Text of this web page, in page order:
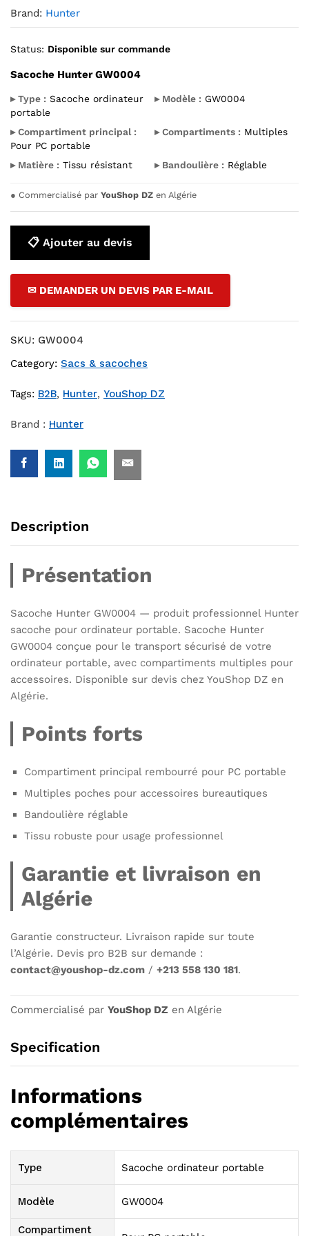
Brand: Hunter
Status: Disponible sur commande
Sacoche Hunter GW0004
▸ Type : Sacoche ordinateur
portable
▸ Modèle : GW0004
▸ Compartiment principal :
Pour PC portable
▸ Compartiments : Multiples
▸ Matière : Tissu résistant ▸ Bandoulière : Réglable
● Commercialisé par YouShop DZ en Algérie
📋 Ajouter au devis
✉ DEMANDER UN DEVIS PAR E-MAIL
SKU: GW0004
Category: Sacs & sacoches
Tags: B2B, Hunter, YouShop DZ
Brand : Hunter
Description
Présentation
Sacoche Hunter GW0004 — produit professionnel Hunter
sacoche pour ordinateur portable. Sacoche Hunter
GW0004 conçue pour le transport sécurisé de votre
ordinateur portable, avec compartiments multiples pour
accessoires. Disponible sur devis chez YouShop DZ en
Algérie.
Points forts
Compartiment principal rembourré pour PC portable
Multiples poches pour accessoires bureautiques
Bandoulière réglable
Tissu robuste pour usage professionnel
Garantie et livraison en
Algérie
Garantie constructeur. Livraison rapide sur toute
l’Algérie. Devis pro B2B sur demande :
contact@youshop-dz.com / +213 558 130 181.
Commercialisé par YouShop DZ en Algérie
Specification
Informations
complémentaires
Type Sacoche ordinateur portable
Modèle GW0004
Compartiment